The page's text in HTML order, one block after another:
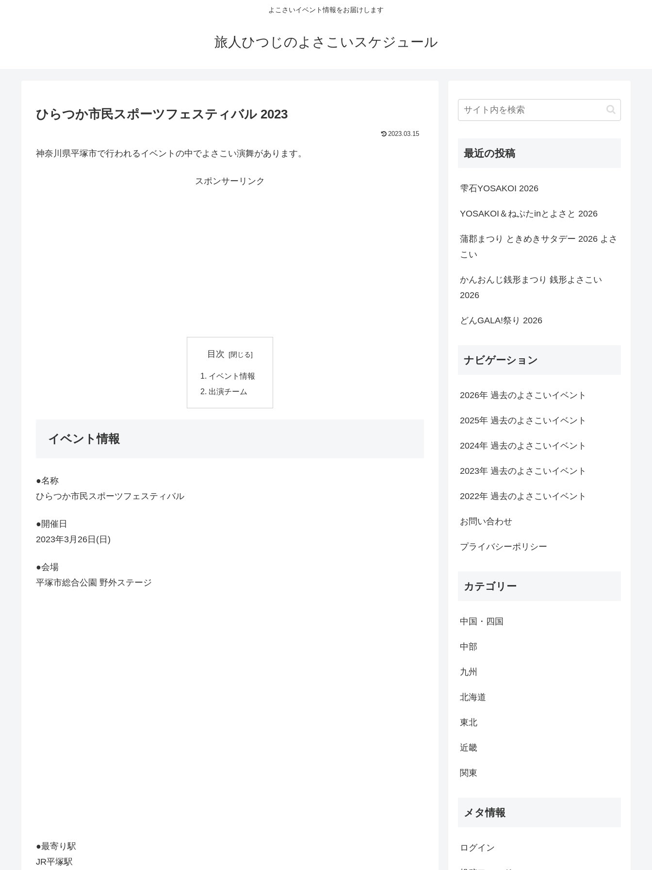
よこさいイベント情報をお届けします
旅人ひつじのよさこいスケジュール
ひらつか市民スポーツフェスティバル 2023
2023.03.15
神奈川県平塚市で行われるイベントの中でよさこい演舞があります。
スポンサーリンク
目次
イベント情報
出演チーム
イベント情報
●名称
ひらつか市民スポーツフェスティバル
●開催日
2023年3月26日(日)
●会場
平塚市総合公園 野外ステージ
●最寄り駅
JR平塚駅
最近の投稿
雫石YOSAKOI 2026
YOSAKOI＆ねぷたinとよさと 2026
蒲郡まつり ときめきサタデー 2026 よさ
こい
かんおんじ銭形まつり 銭形よさこい
2026
どんGALA!祭り 2026
ナビゲーション
2026年 過去のよさこいイベント
2025年 過去のよさこいイベント
2024年 過去のよさこいイベント
2023年 過去のよさこいイベント
2022年 過去のよさこいイベント
お問い合わせ
プライバシーポリシー
カテゴリー
中国・四国
中部
九州
北海道
東北
近畿
関東
メタ情報
ログイン